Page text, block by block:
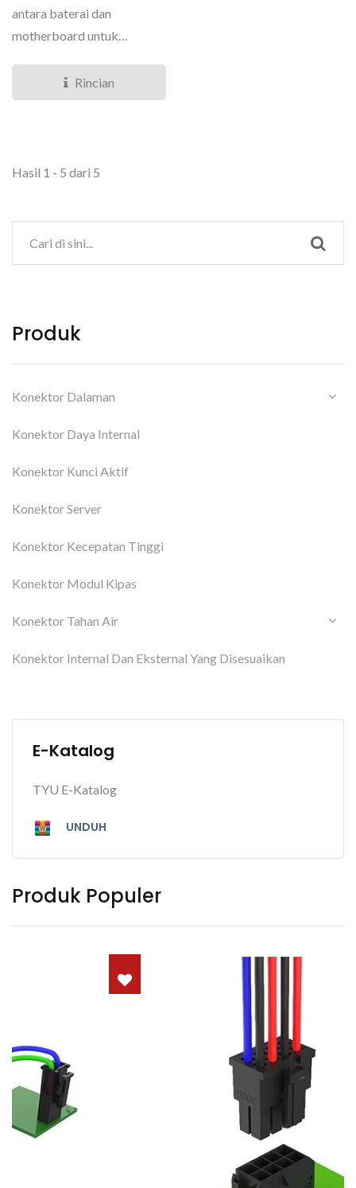
antara baterai dan
motherboard untuk
portabel... Rincian
Hasil 1 - 5 dari 5
Produk
Konektor Dalaman
Konektor Daya Internal
Konektor Kunci Aktif
Konektor Server
Konektor Kecepatan Tinggi
Konektor Modul Kipas
Konektor Tahan Air
Konektor Internal Dan Eksternal Yang Disesuaikan
E-Katalog
TYU E-Katalog
UNDUH
Produk Populer